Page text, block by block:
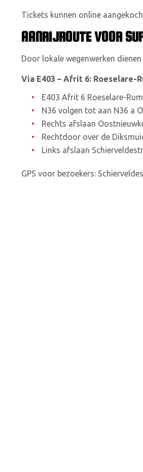
Tickets kunnen online
AANRIJROUTE VOOR
Door lokale wegenwerken
Via E403 – Afrit 6: Roeselare-
E403 Afrit 6 Roeselare-
N36 volgen tot aan N36 a
Rechts afslaan
Rechtdoor over de
Links afslaan
GPS voor bezoekers: